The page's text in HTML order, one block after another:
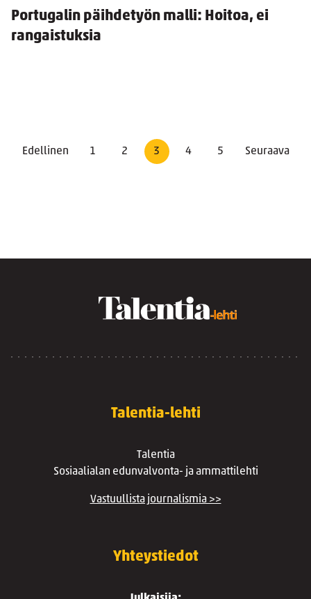
Portugalin päihdetyön malli: Hoitoa, ei
rangaistuksia
Edellinen 1 2 3 4 5 Seuraava
Talentia-lehti
Talentia
Sosiaalialan edunvalvonta- ja ammattilehti
Vastuullista journalismia >>
Yhteystiedot